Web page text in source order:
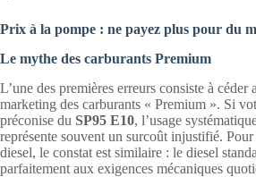
Prix à la pompe : ne payez plus pour du
Le mythe des carburants Premium
L’une des premières erreurs consiste à céder
marketing des carburants « Premium ». Si
préconise du SP95 E10, l’usage
représente souvent un surcoût injustifié.
diesel, le constat est similaire : le diesel
parfaitement aux exigences mécaniques